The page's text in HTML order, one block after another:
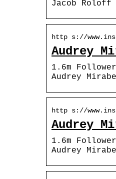
Jacob Roloff
http s://
Audrey
1.6m
Audrey
http s://
Audrey
1.6m
Audrey